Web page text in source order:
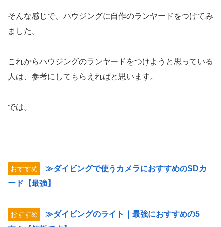
そんな感じで、ハウジングに自作のランヤードをつけてみ
ました。
これからハウジングのランヤードをつけようと思っている
人は、参考にしてもらえればと思います。
では。
おすすめ
≫ダイビングで使うカメラにおすすめのSDカ
ード【最強】
おすすめ
≫ダイビングのライト｜最強におすすめの5